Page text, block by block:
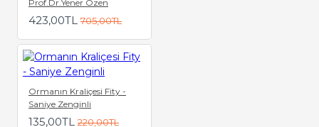
Prof.Dr.Yener Özen
423,00TL 705,00TL
Ormanın Kraliçesi Fity -
Saniye Zenginli
135,00TL 220,00TL